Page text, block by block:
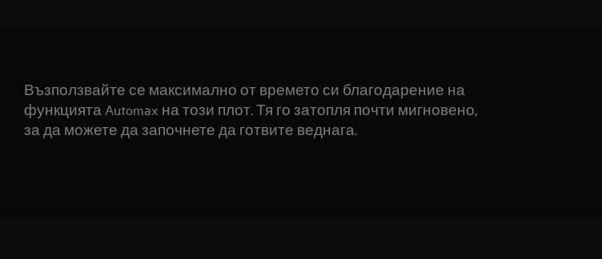
Възползвайте се максимално от времето си благодарение на
функцията Automax на този плот. Тя го затопля почти мигновено,
за да можете да започнете да готвите веднага.